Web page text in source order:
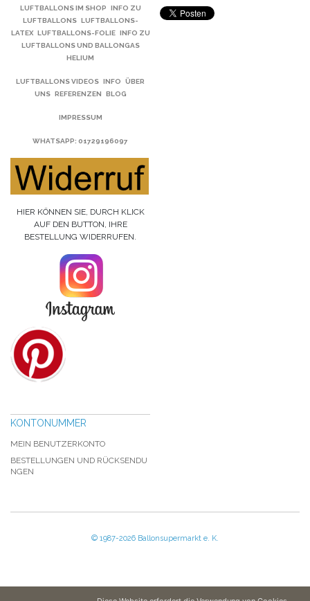
LUFTBALLONS IM SHOP
INFO ZU
LUFTBALLONS LUFTBALLONS-
LATEX LUFTBALLONS-FOLIE INFO ZU
LUFTBALLONS UND BALLONGAS
HELIUM
LUFTBALLONS VIDEOS INFO
ÜBER
UNS REFERENZEN BLOG
IMPRESSUM
WHATSAPP: 01729196097
HIER KÖNNEN SIE, DURCH KLICK
AUF DEN BUTTON, IHRE
BESTELLUNG WIDERRUFEN.
KONTONUMMER
MEIN BENUTZERKONTO
BESTELLUNGEN UND RÜCKSENDU
NGEN
© 1987-2026 Ballonsupermarkt e. K.